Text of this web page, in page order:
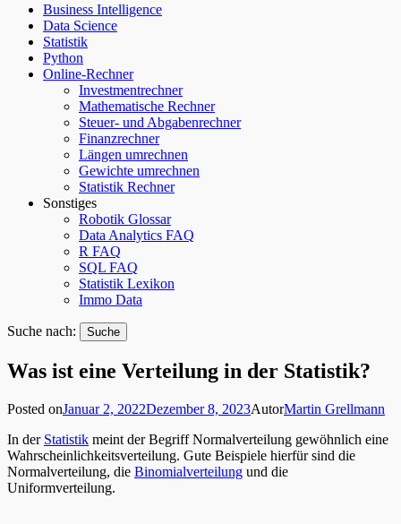
Business Intelligence
Data Science
Statistik
Python
Online-Rechner
Investmentrechner
Mathematische Rechner
Steuer- und Abgabenrechner
Finanzrechner
Längen umrechnen
Gewichte umrechnen
Statistik Rechner
Sonstiges
Robotik Glossar
Data Analytics FAQ
R FAQ
SQL FAQ
Statistik Lexikon
Immo Data
Suche nach:
Was ist eine Verteilung in der Statistik?
Posted onJanuar 2, 2022Dezember 8, 2023AutorMartin Grellmann
In der Statistik meint der Begriff Normalverteilung gewöhnlich eine
Wahrscheinlichkeitsverteilung. Gute Beispiele hierfür sind die
Normalverteilung, die Binomialverteilung und die
Uniformverteilung.